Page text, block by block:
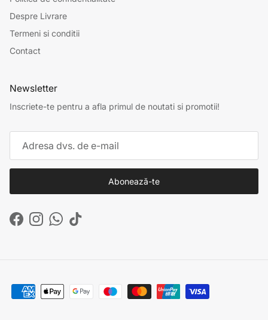
Despre Livrare
Termeni si conditii
Contact
Newsletter
Inscriete-te pentru a afla primul de noutati si promotii!
Abonează-te
FacebookInstagram
WhatsApp
TikTok